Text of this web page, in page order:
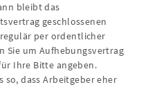
bleibt das
geschlossenen
per ordentlicher
Sie um Aufhebungsvertrag
Ihre Bitte angeben.
so, dass Arbeitgeber eher